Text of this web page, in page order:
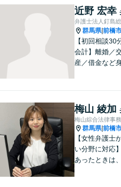
近野 宏幸
弁護士法人釘島
群馬県|前橋
【初回相談30
会計】離婚／
産／借金など
くアドバイス
のニーズに沿
を目指します
梅山 綾加
梅山綜合法律事
群馬県|前橋
【女性弁護士
い分野に対応
あったときは